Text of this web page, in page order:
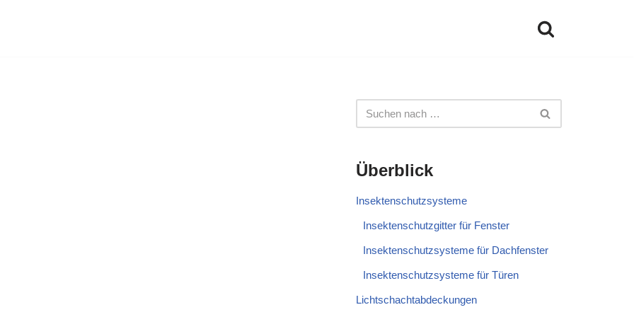
Überblick
Insektenschutzsysteme
Insektenschutzgitter für Fenster
Insektenschutzsysteme für Dachfenster
Insektenschutzsysteme für Türen
Lichtschachtabdeckungen